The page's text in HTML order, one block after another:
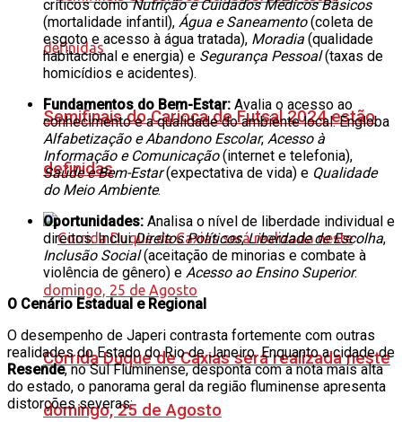
Semifinais do Carioca de Futsal 2024 estão
definidas
Corrida Duque de Caxias será realizada neste
domingo, 25 de Agosto
críticos comoNutrição e Cuidados Médicos Básicos
(mortalidade infantil), Água e Saneamento(coleta de
esgoto e acesso à água tratada), Moradia (qualidade
habitacional e energia) e Segurança Pessoal(taxas de
homicídios e acidentes).
Fundamentos do Bem-Estar: Avalia o acesso ao
conhecimento e a qualidade do ambiente local. Engloba
Alfabetização e Abandono Escolar, Acesso à
Informação e Comunicação(internet e telefonia),
Saúde e Bem-Estar(expectativa de vida) e Qualidade
do Meio Ambiente.
Oportunidades: Analisa o nível de liberdade individual e
direitos. IncluiDireitos Políticos,Liberdade de Escolha,
Inclusão Social(aceitação de minorias e combate à
violência de gênero) e Acesso ao Ensino Superior.
O Cenário Estadual e Regional
O desempenho de Japeri contrasta fortemente com outras
realidades do Estado do Rio de Janeiro. Enquanto a cidade de
Resende, no Sul Fluminense, desponta com a nota mais alta
do estado, o panorama geral da região fluminense apresenta
distorções severas: